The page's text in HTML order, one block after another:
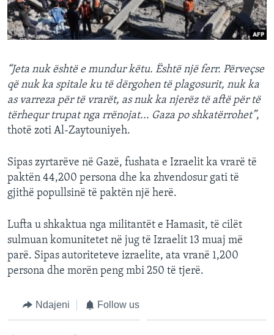
“Jeta nuk është e mundur këtu. Është një ferr. Përveçse
që nuk ka spitale ku të dërgohen të plagosurit, nuk ka
as varreza për të vrarët, as nuk ka njerëz të aftë për të
tërhequr trupat nga rrënojat... Gaza po shkatërrohet”,
thotë zoti Al-Zaytouniyeh.
Sipas zyrtarëve në Gazë, fushata e Izraelit ka vrarë të
paktën 44,200 persona dhe ka zhvendosur gati të
gjithë popullsinë të paktën një herë.
Lufta u shkaktua nga militantët e Hamasit, të cilët
sulmuan komunitetet në jug të Izraelit 13 muaj më
parë. Sipas autoriteteve izraelite, ata vranë 1,200
persona dhe morën peng mbi 250 të tjerë.
Ndajeni Follow us